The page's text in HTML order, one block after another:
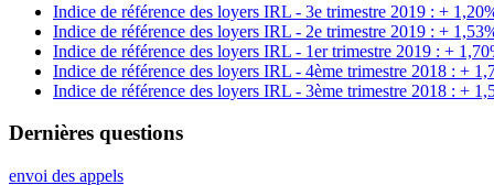
Indice de référence des loyers IRL - 3e trimestre 2019 : +
Indice de référence des loyers IRL - 2e trimestre 2019 : +
Indice de référence des loyers IRL - 1er trimestre 2019 : +
Indice de référence des loyers IRL - 4ème trimestre 2018 : +
Indice de référence des loyers IRL - 3ème trimestre 2018 : +
Dernières questions
envoi des appels